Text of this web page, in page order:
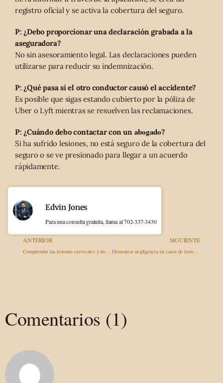
registro oficial y se activa la cobertura del seguro.
P: ¿Debo proporcionar una declaración grabada a la
aseguradora?
No sin asesoramiento legal. Las declaraciones pueden
utilizarse para reducir su indemnización.
P: ¿Qué pasa si el otro conductor causó el accidente?
Es posible que sigas estando cubierto por la póliza de
Uber o Lyft mientras se resuelven las reclamaciones.
P: ¿Cuándo debo contactar con un abogado?
Si ha sufrido lesiones, no está seguro de la cobertura del
seguro o se ve presionado para llegar a un acuerdo
rápidamente.
ANTERIOR
Comprender las lesiones cervicales y dorsales tras un accidente de tráfico: sus derechos legales
SIGUIENTE
Demostrar negligencia en casos de lesiones personales: estrategias ganadoras
Edvin Jones
Para una consulta gratuita, llama al 702-337-3430
Comentarios (1)